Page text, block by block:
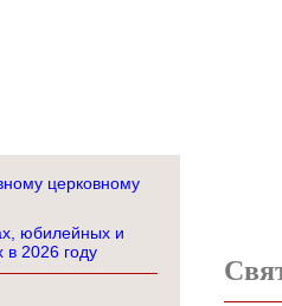
церковному
юбилейных и
в 2026 году